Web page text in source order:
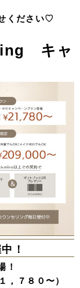
ください♡
キャ
！
！
，７８０〜）